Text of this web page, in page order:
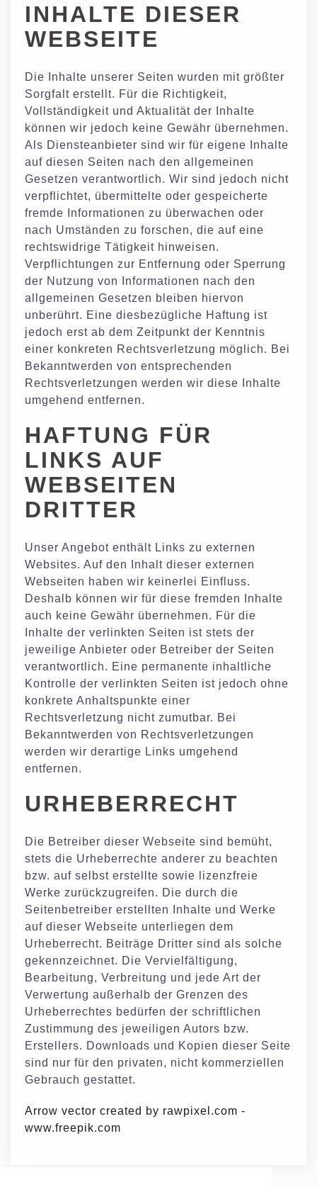
INHALTE DIESER
WEBSEITE
Die Inhalte unserer Seiten wurden mit größter
Sorgfalt erstellt. Für die Richtigkeit,
Vollständigkeit und Aktualität der Inhalte
können wir jedoch keine Gewähr übernehmen.
Als Diensteanbieter sind wir für eigene Inhalte
auf diesen Seiten nach den allgemeinen
Gesetzen verantwortlich. Wir sind jedoch nicht
verpflichtet, übermittelte oder gespeicherte
fremde Informationen zu überwachen oder
nach Umständen zu forschen, die auf eine
rechtswidrige Tätigkeit hinweisen.
Verpflichtungen zur Entfernung oder Sperrung
der Nutzung von Informationen nach den
allgemeinen Gesetzen bleiben hiervon
unberührt. Eine diesbezügliche Haftung ist
jedoch erst ab dem Zeitpunkt der Kenntnis
einer konkreten Rechtsverletzung möglich. Bei
Bekanntwerden von entsprechenden
Rechtsverletzungen werden wir diese Inhalte
umgehend entfernen.
HAFTUNG FÜR
LINKS AUF
WEBSEITEN
DRITTER
Unser Angebot enthält Links zu externen
Websites. Auf den Inhalt dieser externen
Webseiten haben wir keinerlei Einfluss.
Deshalb können wir für diese fremden Inhalte
auch keine Gewähr übernehmen. Für die
Inhalte der verlinkten Seiten ist stets der
jeweilige Anbieter oder Betreiber der Seiten
verantwortlich. Eine permanente inhaltliche
Kontrolle der verlinkten Seiten ist jedoch ohne
konkrete Anhaltspunkte einer
Rechtsverletzung nicht zumutbar. Bei
Bekanntwerden von Rechtsverletzungen
werden wir derartige Links umgehend
entfernen.
URHEBERRECHT
Die Betreiber dieser Webseite sind bemüht,
stets die Urheberrechte anderer zu beachten
bzw. auf selbst erstellte sowie lizenzfreie
Werke zurückzugreifen. Die durch die
Seitenbetreiber erstellten Inhalte und Werke
auf dieser Webseite unterliegen dem
Urheberrecht. Beiträge Dritter sind als solche
gekennzeichnet. Die Vervielfältigung,
Bearbeitung, Verbreitung und jede Art der
Verwertung außerhalb der Grenzen des
Urheberrechtes bedürfen der schriftlichen
Zustimmung des jeweiligen Autors bzw.
Erstellers. Downloads und Kopien dieser Seite
sind nur für den privaten, nicht kommerziellen
Gebrauch gestattet.
Arrow vector created by rawpixel.com -
www.freepik.com